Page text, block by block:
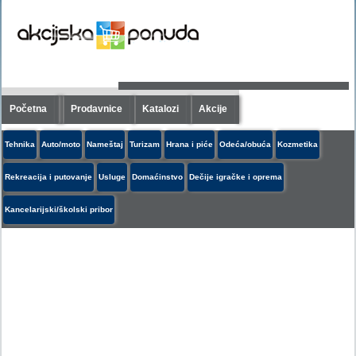
Početna Prodavnice Katalozi Akcije
Tehnika Auto/moto Nameštaj Turizam Hrana i piće Odeća/obuća Kozmetika
Rekreacija i putovanje Usluge Domaćinstvo Dečije igračke i oprema
Kancelarijski/školski pribor